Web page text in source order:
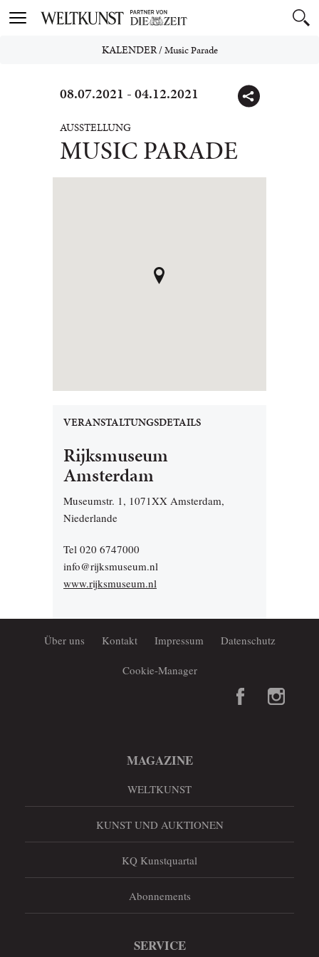
Toggle
KALENDER/Music Parade
08.07.2021 - 04.12.2021
AUSSTELLUNG
MUSIC PARADE
VERANSTALTUNGSDETAILS
Rijksmuseum
Amsterdam
Museumstr. 1, 1071XX Amsterdam,
Niederlande
Tel 020 6747000
info@rijksmuseum.nl
www.rijksmuseum.nl
Über uns Kontakt Impressum Datenschutz
Cookie-Manager
MAGAZINE
WELTKUNST
KUNST UND AUKTIONEN
KQ Kunstquartal
Abonnements
SERVICE